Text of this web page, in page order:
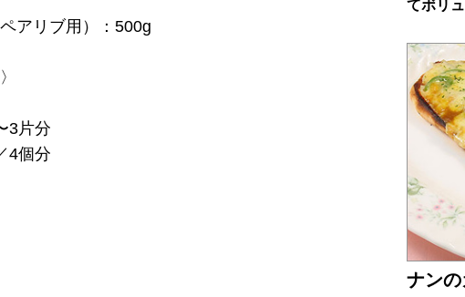
てボリ
ナン
アリブ用）：500g
3片分
4個分